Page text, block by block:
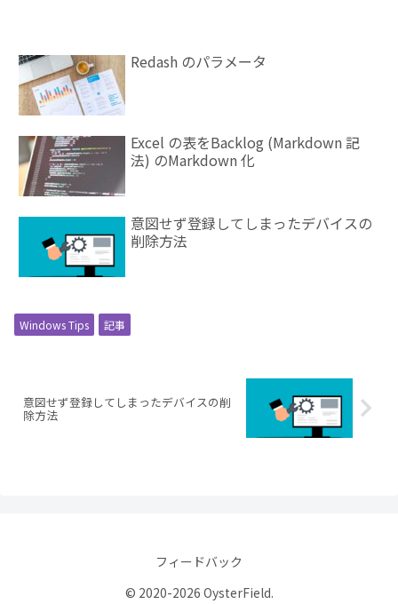
Redash のパラメータ
Excel の表をBacklog (Markdown 記
法) のMarkdown 化
意図せず登録してしまったデバイスの
削除方法
Windows Tips 記事
意図せず登録してしまったデバイスの削
除方法
フィードバック
© 2020-2026 OysterField.